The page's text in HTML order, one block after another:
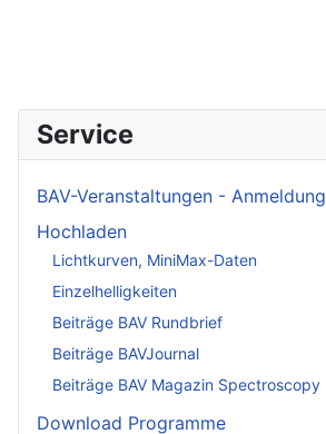
Service
BAV-Veranstaltungen - Anmeldung
Hochladen
Lichtkurven, MiniMax-Daten
Einzelhelligkeiten
Beiträge BAV Rundbrief
Beiträge BAVJournal
Beiträge BAV Magazin Spectroscopy
Download Programme